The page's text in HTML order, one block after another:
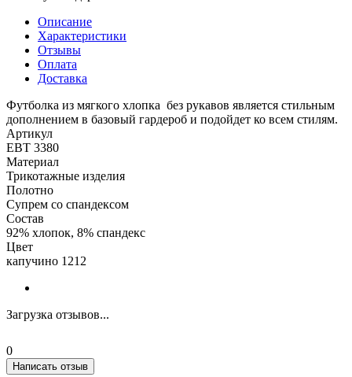
Описание
Характеристики
Отзывы
Оплата
Доставка
Футболка из мягкого хлопка без рукавов является стильным
дополнением в базовый гардероб и подойдет ко всем стилям.
Артикул
ЕВТ 3380
Материал
Трикотажные изделия
Полотно
Супрем со спандексом
Состав
92% хлопок, 8% спандекс
Цвет
капучино 1212
Загрузка отзывов...
0
Написать отзыв